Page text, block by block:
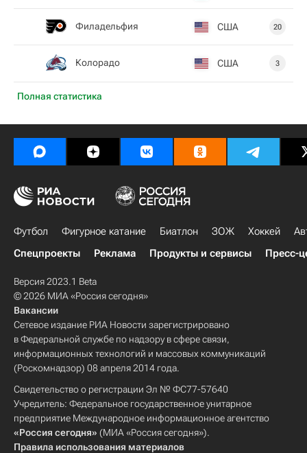
Полная статистика
Филадельфия США 20
Колорадо США 3
Футбол Фигурное катание Биатлон ЗОЖ Хоккей
Спецпроекты
Реклама Продукты и сервисы Пресс-
Версия 2023.1 Beta
© 2026 МИА «Россия сегодня»
Вакансии
Сетевое издание РИА Новости зарегистрировано
в Федеральной службе по надзору в сфере связи,
информационных технологий и массовых коммуникаций
(Роскомнадзор) 08 апреля 2014 года.
Свидетельство о регистрации Эл № ФС77-57640
Учредитель: Федеральное государственное унитарное
предприятие Международное информационное агентство
«Россия сегодня» (МИА «Россия сегодня»).
Правила использования материалов